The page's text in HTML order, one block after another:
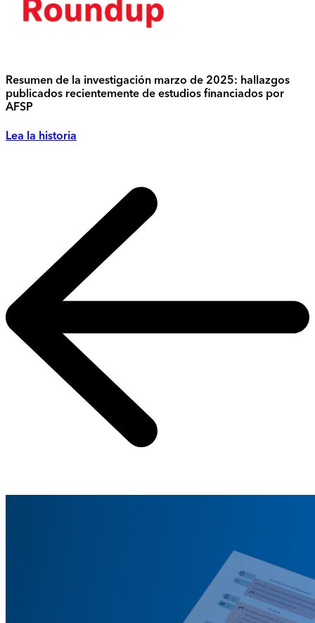
Resumen de la investigación marzo de 2025: hallazgos
publicados recientemente de estudios financiados por
AFSP
Lea la historia